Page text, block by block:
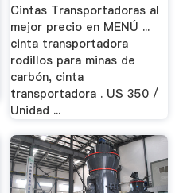
Cintas Transportadoras al
mejor precio en MENÚ ...
cinta transportadora
rodillos para minas de
carbón, cinta
transportadora . US 350 /
Unidad ...